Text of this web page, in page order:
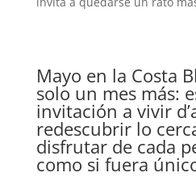
Mayo en la Costa
solo un mes más:
invitación a vivir
redescubrir lo
disfrutar de cada
como si fuera